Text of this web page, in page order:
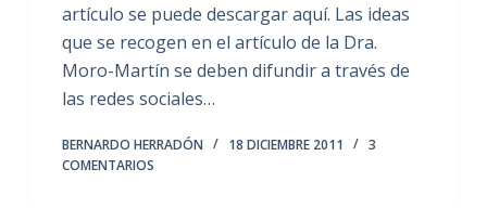
artículo se puede descargar aquí. Las ideas
que se recogen en el artículo de la Dra.
Moro-Martín se deben difundir a través de
las redes sociales…
BERNARDO HERRADÓN 18 DICIEMBRE 2011
3
COMENTARIOS